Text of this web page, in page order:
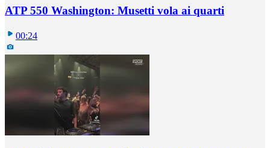
ATP 550 Washington: Musetti vola ai quarti
00:24